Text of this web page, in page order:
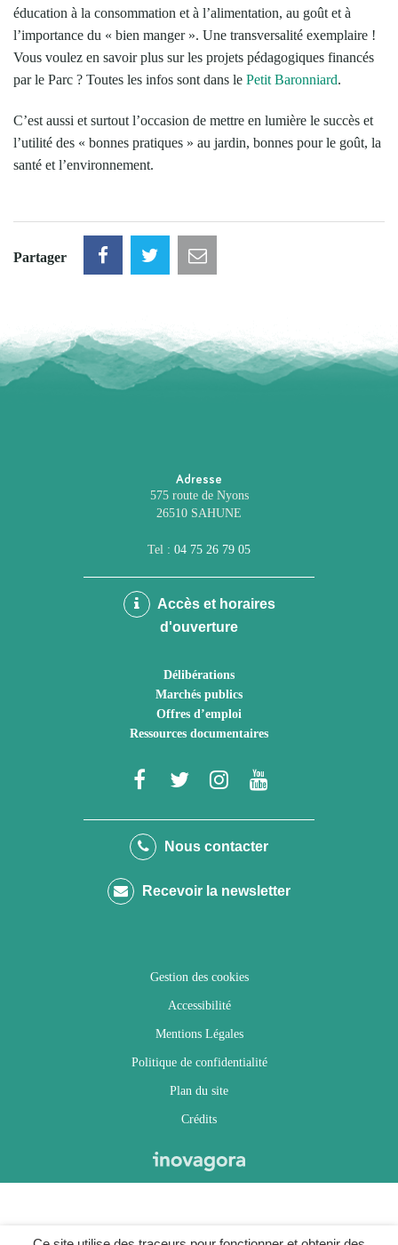
éducation à la consommation et à l’alimentation, au goût et à
l’importance du « bien manger ». Une transversalité exemplaire !
Vous voulez en savoir plus sur les projets pédagogiques financés
par le Parc ? Toutes les infos sont dans le Petit Baronniard.
C’est aussi et surtout l’occasion de mettre en lumière le succès et
l’utilité des « bonnes pratiques » au jardin, bonnes pour le goût, la
santé et l’environnement.
Partager
Adresse
575 route de Nyons
26510 SAHUNE
Tel : 04 75 26 79 05
Accès et horaires
d'ouverture
Délibérations
Marchés publics
Offres d’emploi
Ressources documentaires
Lien
le
Facebook
Lien
le
Twitter
Lien
le
Instagram
Youtube
Nous contacter
Recevoir la newsletter
Gestion des cookies
Accessibilité
Mentions Légales
Politique de confidentialité
Plan du site
Crédits